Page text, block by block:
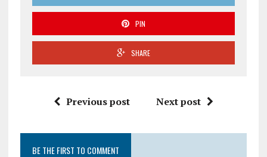
PIN
SHARE
Previous post Next post
BE THE FIRST TO COMMENT